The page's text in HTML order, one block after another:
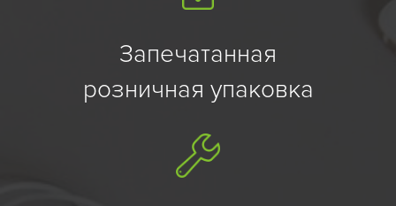
Запечатанная
розничная упаковка